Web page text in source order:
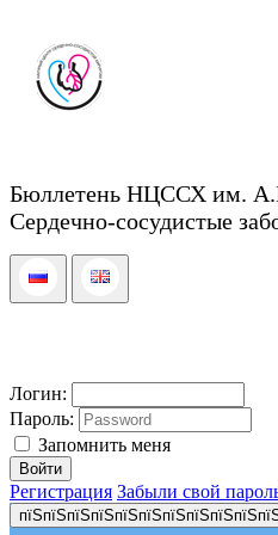
Бюллетень НЦССХ им.
Сердечно-сосудистые
Логин:
Пароль:
Запомнить меня
Регистрация Забыли свой